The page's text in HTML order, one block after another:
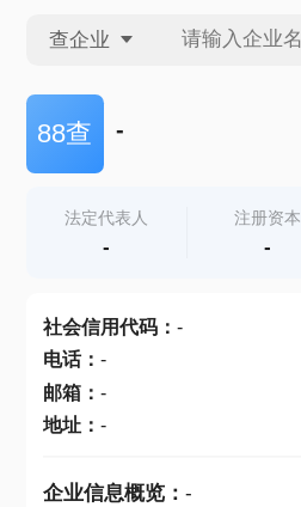
查企业
查企业
查产地
88查 -
法定代表人
-
注册资本
-
社会信用代码： -
电话： -
邮箱： -
地址： -
企业信息概览： -